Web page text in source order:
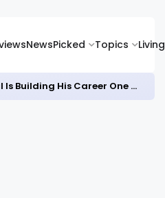
NewsPicked Topics Living
Animal Actor Davy Grewal Is Building His Career One Role at a Time- from Courtrooms to Cinema